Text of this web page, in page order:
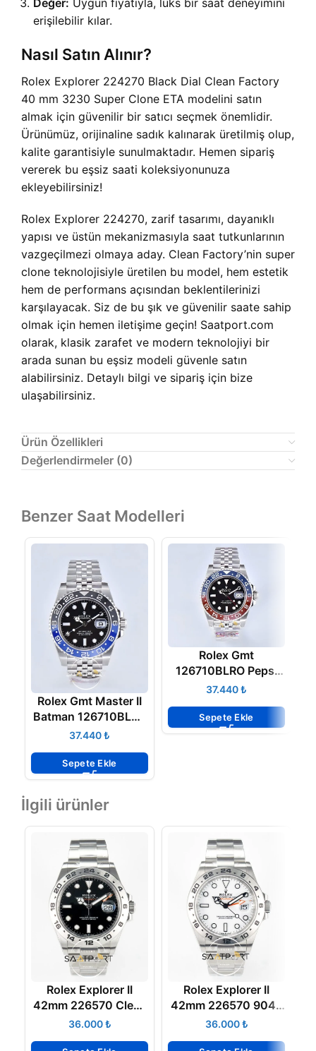
Değer: Uygun fiyatıyla, lüks bir saat deneyimini
erişilebilir kılar.
Nasıl Satın Alınır?
Rolex Explorer 224270 Black Dial Clean Factory
40 mm 3230 Super Clone ETA modelini satın
almak için güvenilir bir satıcı seçmek önemlidir.
Ürünümüz, orijinaline sadık kalınarak üretilmiş olup,
kalite garantisiyle sunulmaktadır. Hemen sipariş
vererek bu eşsiz saati koleksiyonunuza
ekleyebilirsiniz!
Rolex Explorer 224270, zarif tasarımı, dayanıklı
yapısı ve üstün mekanizmasıyla saat tutkunlarının
vazgeçilmezi olmaya aday. Clean Factory’nin super
clone teknolojisiyle üretilen bu model, hem estetik
hem de performans açısından beklentilerinizi
karşılayacak. Siz de bu şık ve güvenilir saate sahip
olmak için hemen iletişime geçin! Saatport.com
olarak, klasik zarafet ve modern teknolojiyi bir
arada sunan bu eşsiz modeli güvenle satın
alabilirsiniz. Detaylı bilgi ve sipariş için bize
ulaşabilirsiniz.
Ürün Özellikleri
Değerlendirmeler (0)
Benzer Saat Modelleri
Rolex Gmt Master II
Batman 126710BLNR
DD3285 Clean
Mekanizma
₺
Sepete Ekle
Rolex Gmt
126710BLRO Pepsi
Clean Factory 3285
₺
Sepete Ekle
İlgili ürünler
Rolex Explorer II
42mm 226570 Clean
Factory 904L Oyster
₺
Rolex Explorer II
42mm 226570 904L
Clean Factory White
₺